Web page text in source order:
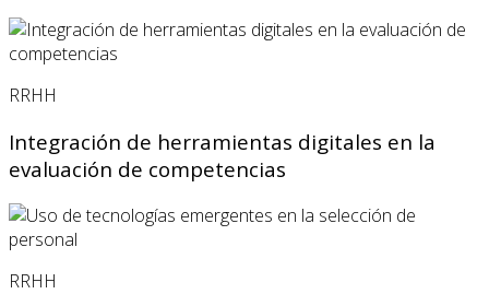
RRHH
Integración de herramientas digitales en la
evaluación de competencias
RRHH